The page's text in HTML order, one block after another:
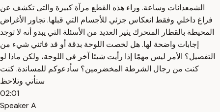
الشمعدانات وساعة. وراء هذه القطع مرآة كبيرة والتى تكشف عن
فراغ داخلي وفقط انعكاس جزئي للأجسام التي قبلها. تجاور الأغراض
المحيطة بالقطار المتحرك يثير العديد من الأسئلة التي يبدو أنه لا توجد
إجابات واضحة لها. هل لخصت اللوحة بدقة أو قد فاتني شيء من
التفصيل؟ الأمر ليس مهمًا إذا رأيت شيئا آخر في اللوحة، ولكن ماذا لو
كنت من رجال الشرطة المخضرمين؟ سأدعوكم للمساندة. كنت
ستأتي وتلاحظ
02:01
Speaker A